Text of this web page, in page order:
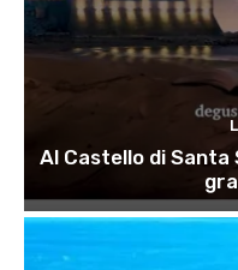
Al Castello di